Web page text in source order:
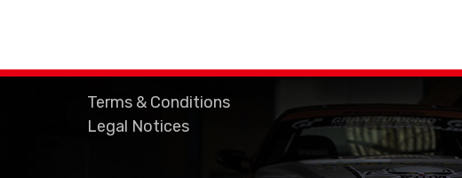
Terms & Conditions
Legal Notices